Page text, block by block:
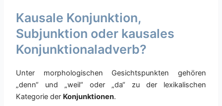
Kausale Konjunktion,
Subjunktion oder kausales
Konjunktionaladverb?
Unter morphologischen Gesichtspunkten gehören
„denn“ und „weil“ oder „da“ zu der lexikalischen
Kategorie der Konjunktionen.